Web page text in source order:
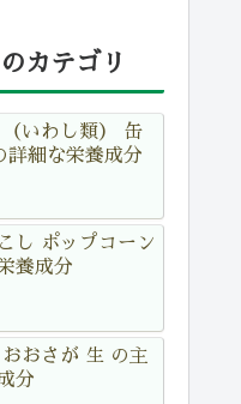
カテゴリ
（いわし類） 缶
詳細な栄養成分
し ポップコーン
養成分
おおさが 生 の主
分